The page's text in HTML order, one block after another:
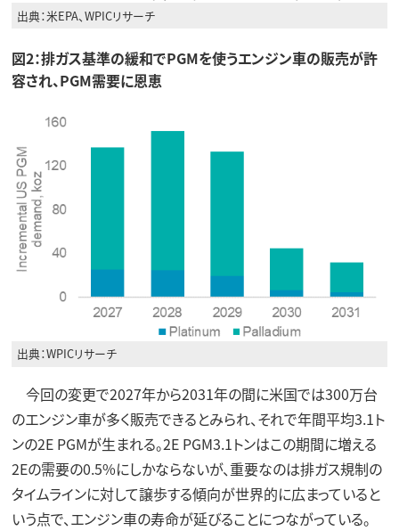
出典：米EPA、WPICリサーチ
図2：排ガス基準の緩和でPGMを使うエンジン車の販売が許
容され、PGM需要に恩恵
出典：WPICリサーチ
今回の変更で2027年から2031年の間に米国では300万台
のエンジン車が多く販売できるとみられ、それで年間平均3.1ト
ンの2E PGMが生まれる。2E PGM3.1トンはこの期間に増える
2Eの需要の0.5%にしかならないが、重要なのは排ガス規制の
タイムラインに対して譲歩する傾向が世界的に広まっていると
いう点で、エンジン車の寿命が延びることにつながっている。